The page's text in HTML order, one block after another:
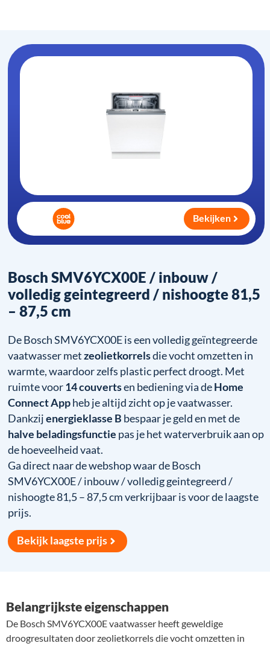
Bosch SMV6YCX00E / inbouw /
volledig geintegreerd / nishoogte 81,5
– 87,5 cm
De Bosch SMV6YCX00E is een volledig geïntegreerde
vaatwasser metzeolietkorrelsdie vocht omzetten in
warmte, waardoor zelfs plastic perfect droogt. Met
ruimte voor14 couvertsen bediening via deHome
Connect Appheb je altijd zicht op je vaatwasser.
Dankzijenergieklasse B bespaar je geld en met de
halve beladingsfunctie pas je het waterverbruik aan op
de hoeveelheid vaat.
Ga direct naar de webshop waar de Bosch
SMV6YCX00E / inbouw / volledig geintegreerd /
nishoogte 81,5 – 87,5 cm verkrijbaar is voor de laagste
prijs.
Bekijk laagste prijs
Bekijken
Belangrijkste eigenschappen
De Bosch SMV6YCX00E vaatwasser heeft geweldige
droogresultaten door zeolietkorrels die vocht omzetten in